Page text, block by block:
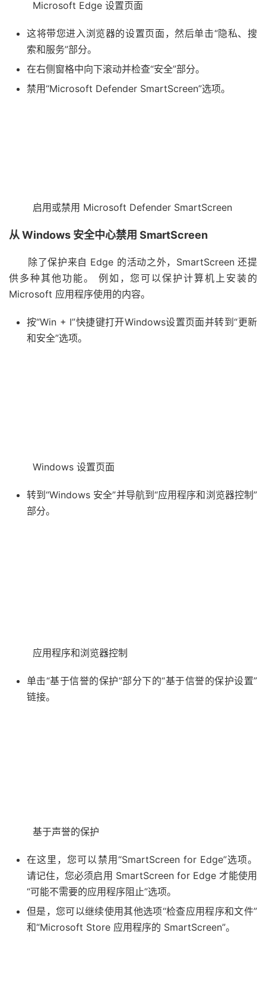
Microsoft Edge 设置页面
这将带您进入浏览器的设置页面，然后单击“隐私、搜
索和服务”部分。
在右侧窗格中向下滚动并检查“安全”部分。
禁用“Microsoft Defender SmartScreen”选项。
启用或禁用 Microsoft Defender SmartScreen
从 Windows 安全中心禁用 SmartScreen
除了保护来自 Edge 的活动之外，SmartScreen 还提
供多种其他功能。 例如，您可以保护计算机上安装的
Microsoft 应用程序使用的内容。
按“Win + I”快捷键打开Windows设置页面并转到“更新
和安全”选项。
Windows 设置页面
转到“Windows 安全”并导航到“应用程序和浏览器控制”
部分。
应用程序和浏览器控制
单击“基于信誉的保护”部分下的“基于信誉的保护设置”
链接。
基于声誉的保护
在这里，您可以禁用“SmartScreen for Edge”选项。
请记住，您必须启用 SmartScreen for Edge 才能使用
“可能不需要的应用程序阻止”选项。
但是，您可以继续使用其他选项“检查应用程序和文件”
和“Microsoft Store 应用程序的 SmartScreen”。